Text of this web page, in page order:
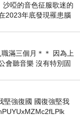
沙啞的音色征服歌迷的
2023年底發現罹患腦
好」。
滿三個月＊＊ 因為上
會聽音樂 沒有特別固
固定聽'90
堅強復國 國復強堅我